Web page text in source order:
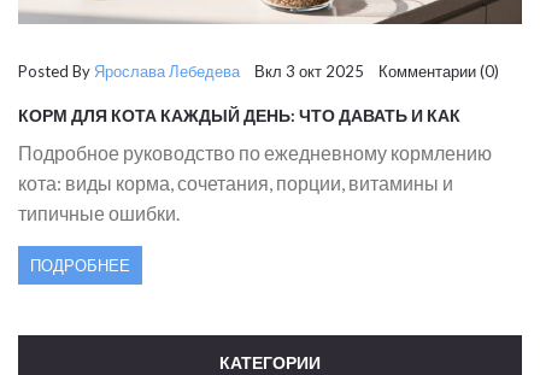
Posted By Ярослава Лебедева Вкл 3 окт 2025 Комментарии (0)
КОРМ ДЛЯ КОТА КАЖДЫЙ ДЕНЬ: ЧТО ДАВАТЬ И КАК
Подробное руководство по ежедневному кормлению
кота: виды корма, сочетания, порции, витамины и
типичные ошибки.
ПОДРОБНЕЕ
КАТЕГОРИИ